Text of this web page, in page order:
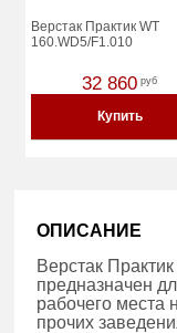
Верстак Практик WT
160.WD5/F1.010
32 860 руб
Купить
ОПИСАНИЕ
Верстак
предназначен
рабочего места
прочих